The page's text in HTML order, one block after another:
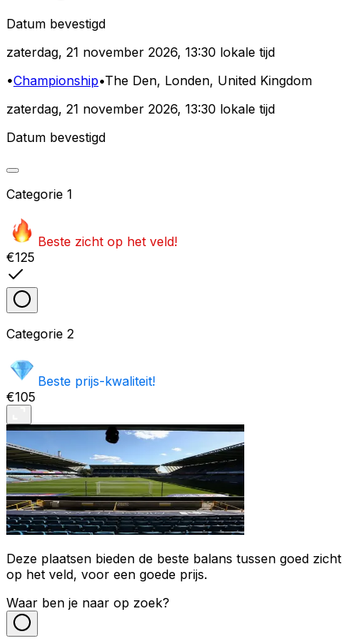
Datum bevestigd
zaterdag, 21 november 2026, 13:30 lokale tijd
•Championship•The Den, Londen, United Kingdom
zaterdag, 21 november 2026, 13:30 lokale tijd
Datum bevestigd
Categorie 1
Beste zicht op het veld!
€125
Categorie 2
Beste prijs-kwaliteit!
€105
Deze plaatsen bieden de beste balans tussen goed zicht
op het veld, voor een goede prijs.
Waar ben je naar op zoek?